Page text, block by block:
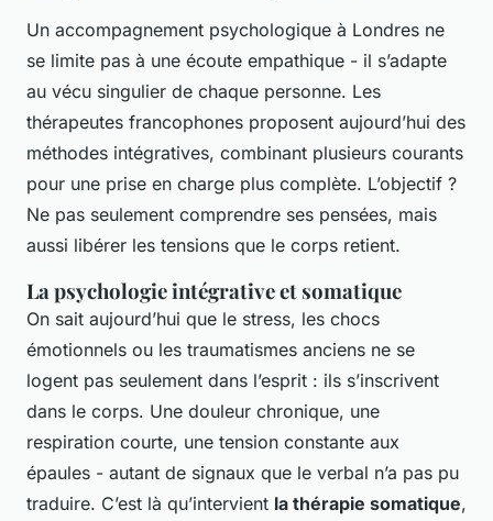
Un accompagnement psychologique à Londres ne
se limite pas à une écoute empathique - il s’adapte
au vécu singulier de chaque personne. Les
thérapeutes francophones proposent aujourd’hui des
méthodes intégratives, combinant plusieurs courants
pour une prise en charge plus complète. L’objectif ?
Ne pas seulement comprendre ses pensées, mais
aussi libérer les tensions que le corps retient.
La psychologie intégrative et somatique
On sait aujourd’hui que le stress, les chocs
émotionnels ou les traumatismes anciens ne se
logent pas seulement dans l’esprit : ils s’inscrivent
dans le corps. Une douleur chronique, une
respiration courte, une tension constante aux
épaules - autant de signaux que le verbal n’a pas pu
traduire. C’est là qu’intervient la thérapie somatique,